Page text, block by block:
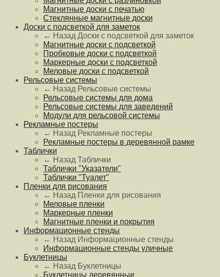
Магнитные доски с печатью
Стеклянные магнитные доски
Доски с подсветкой для заметок
← Назад Доски с подсветкой для заметок
Магнитные доски с подсветкой
Пробковые доски с подсветкой
Маркерные доски с подсветкой
Меловые доски с подсветкой
Рельсовые системы
← Назад Рельсовые системы
Рельсовые системы для дома
Рельсовые системы для заведений
Модули для рельсовой системы
Рекламные постеры
← Назад Рекламные постеры
Рекламные постеры в деревянной рамке
Таблички
← Назад Таблички
Таблички "Указатели"
Таблички "Туалет"
Пленки для рисования
← Назад Пленки для рисования
Меловые пленки
Маркерные пленки
Магнитные пленки и покрытия
Информационные стенды
← Назад Информационные стенды
Информационные стенды уличные
Буклетницы
← Назад Буклетницы
Буклетницы деревянные